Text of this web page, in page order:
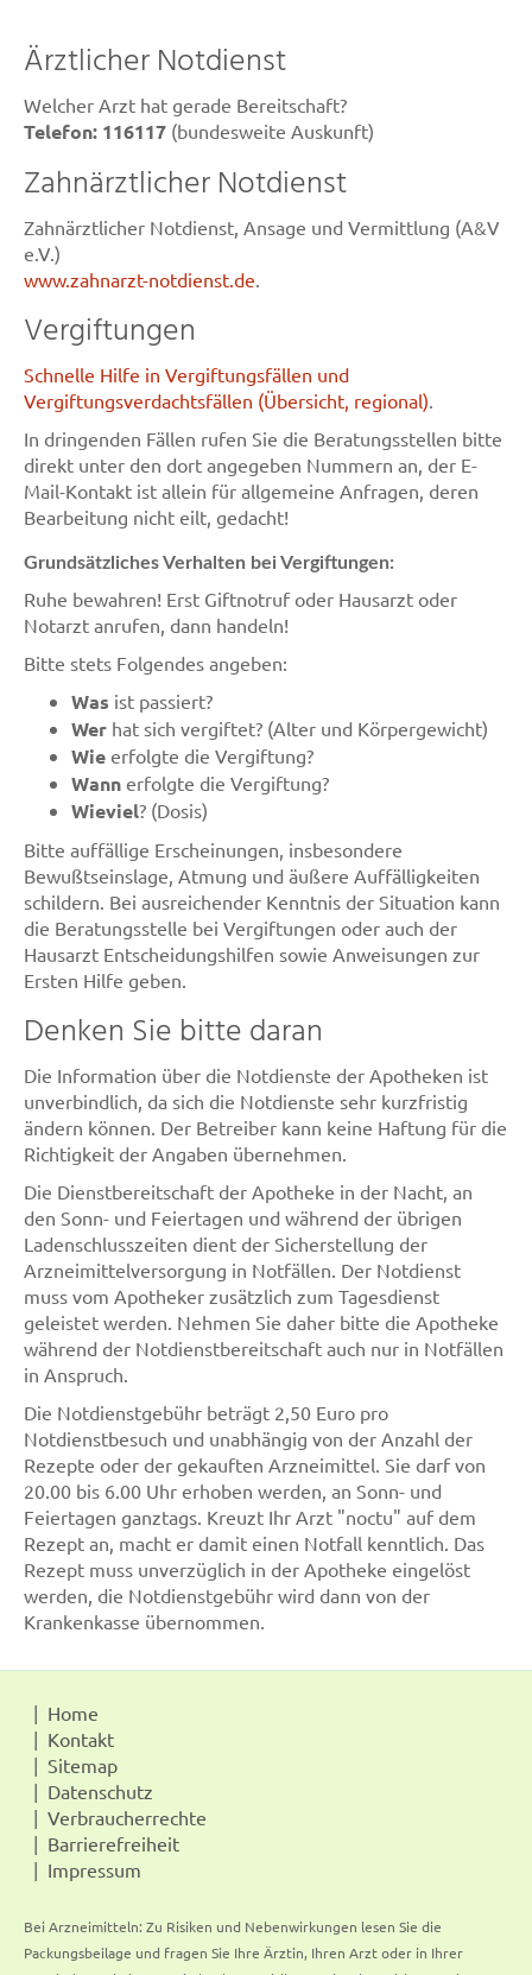
Ärztlicher Notdienst
Welcher Arzt hat gerade Bereitschaft?
Telefon: 116117 (bundesweite Auskunft)
Zahnärztlicher Notdienst
Zahnärztlicher Notdienst, Ansage und Vermittlung (A&V
e.V.)
www.zahnarzt-notdienst.de.
Vergiftungen
Schnelle Hilfe in Vergiftungsfällen und
Vergiftungsverdachtsfällen (Übersicht, regional).
In dringenden Fällen rufen Sie die Beratungsstellen bitte
direkt unter den dort angegeben Nummern an, der E-
Mail-Kontakt ist allein für allgemeine Anfragen, deren
Bearbeitung nicht eilt, gedacht!
Grundsätzliches Verhalten bei Vergiftungen:
Ruhe bewahren! Erst Giftnotruf oder Hausarzt oder
Notarzt anrufen, dann handeln!
Bitte stets Folgendes angeben:
Was ist passiert?
Wer hat sich vergiftet? (Alter und Körpergewicht)
Wie erfolgte die Vergiftung?
Wann erfolgte die Vergiftung?
Wieviel? (Dosis)
Bitte auffällige Erscheinungen, insbesondere
Bewußtseinslage, Atmung und äußere Auffälligkeiten
schildern. Bei ausreichender Kenntnis der Situation kann
die Beratungsstelle bei Vergiftungen oder auch der
Hausarzt Entscheidungshilfen sowie Anweisungen zur
Ersten Hilfe geben.
Denken Sie bitte daran
Die Information über die Notdienste der Apotheken ist
unverbindlich, da sich die Notdienste sehr kurzfristig
ändern können. Der Betreiber kann keine Haftung für die
Richtigkeit der Angaben übernehmen.
Die Dienstbereitschaft der Apotheke in der Nacht, an
den Sonn- und Feiertagen und während der übrigen
Ladenschlusszeiten dient der Sicherstellung der
Arzneimittelversorgung in Notfällen. Der Notdienst
muss vom Apotheker zusätzlich zum Tagesdienst
geleistet werden. Nehmen Sie daher bitte die Apotheke
während der Notdienstbereitschaft auch nur in Notfällen
in Anspruch.
Die Notdienstgebühr beträgt 2,50 Euro pro
Notdienstbesuch und unabhängig von der Anzahl der
Rezepte oder der gekauften Arzneimittel. Sie darf von
20.00 bis 6.00 Uhr erhoben werden, an Sonn- und
Feiertagen ganztags. Kreuzt Ihr Arzt "noctu" auf dem
Rezept an, macht er damit einen Notfall kenntlich. Das
Rezept muss unverzüglich in der Apotheke eingelöst
werden, die Notdienstgebühr wird dann von der
Krankenkasse übernommen.
Home
Kontakt
Sitemap
Datenschutz
Verbraucherrechte
Barrierefreiheit
Impressum
Bei Arzneimitteln: Zu Risiken und Nebenwirkungen lesen Sie die
Packungsbeilage und fragen Sie Ihre Ärztin, Ihren Arzt oder in Ihrer